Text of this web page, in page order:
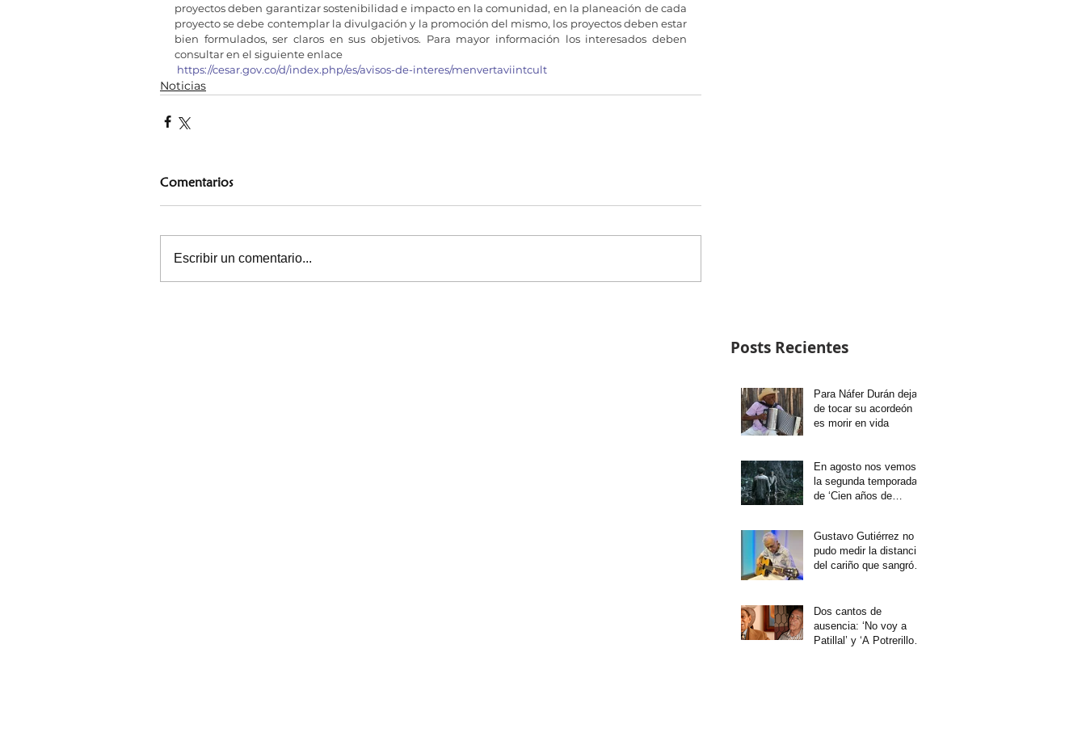
proyectos deben garantizar sostenibilidad e impacto en la comunidad, en la planeación de cada
proyecto se debe contemplar la divulgación y la promoción del mismo, los proyectos deben estar
bien formulados, ser claros en sus objetivos. Para mayor información los interesados deben
consultar en el siguiente enlace
https://cesar.gov.co/d/index.php/es/avisos-de-interes/menvertaviintcult
Noticias
Comentarios
Escribir un comentario...
Posts Recientes
Para Náfer Durán dejar
de tocar su acordeón
es morir en vida
En agosto nos vemos
la segunda temporada
de ‘Cien años de
Gustavo Gutiérrez no
pudo medir la distancia
del cariño que sangró
Dos cantos de
ausencia: ‘No voy a
Patillal’ y ‘A Potrerillo